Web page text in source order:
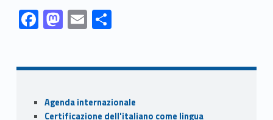
Link identifier #identifier__112118-1
F
ac
b
o
Link identifier #identifier__193573-2 M
as
d
o
Link identifier #identifier__14677-3 E
m
l
Link identifier #identifier__6891-4 S
h
e
Sidebar
Agenda internazionale
Certificazione dell'italiano come lingua